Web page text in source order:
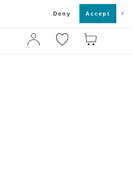
Deny Accept ×